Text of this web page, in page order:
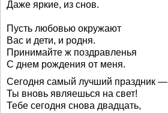
Даже яркие, из снов.
Пусть любовью окружают
Вас и дети, и родня.
Принимайте ж поздравленья
С днем рождения от меня.
Сегодня самый лучший праздник —
Ты вновь являешься на свет!
Тебе сегодня снова двадцать,